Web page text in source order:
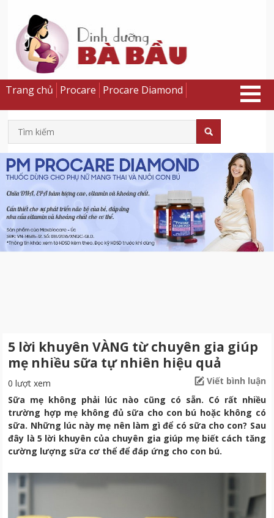
5 lời khuyên VÀNG từ chuyên gia giúp
mẹ nhiều sữa tự nhiên hiệu quả
0 lượt xem
Viết bình luận
Sữa mẹ không phải lúc nào cũng có sẵn. Có rất nhiều
trường hợp mẹ không đủ sữa cho con bú hoặc không có
sữa. Những lúc này mẹ nên làm gì để có sữa cho con? Sau
đây là 5 lời khuyên của chuyên gia giúp mẹ biết cách tăng
cường lượng sữa cơ thể để đáp ứng cho con bú.
Trang chủ Procare Procare Diamond